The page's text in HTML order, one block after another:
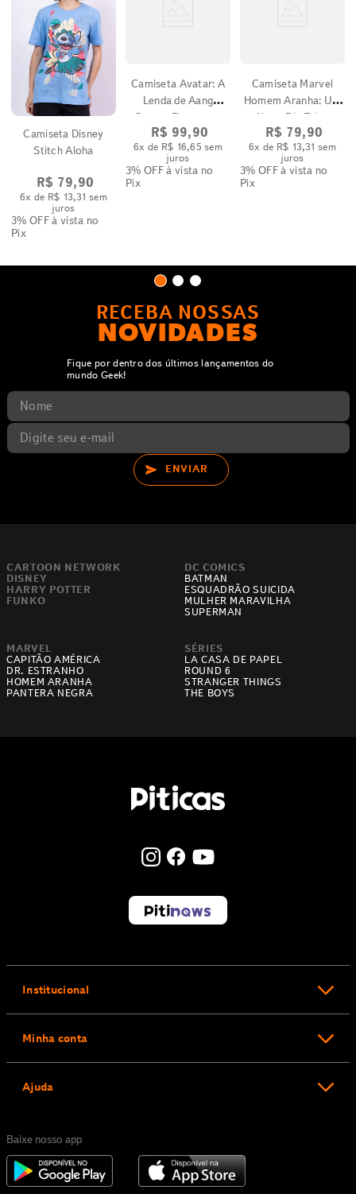
Camiseta Disney
Stitch Aloha
R$ 79,90
6x de R$ 13,31 sem
juros
3% OFFà vista no
Pix
Camiseta Avatar: A
Lenda de Aang
Quatro Elementos
R$ 99,90
6x de R$ 16,65 sem
juros
3% OFFà vista no
Pix
Camiseta Marvel
Homem Aranha: Um
Novo Dia Teias
R$ 79,90
6x de R$ 13,31 sem
juros
3% OFFà vista no
Pix
RECEBA NOSSAS
NOVIDADES
Fique por dentro dos últimos lançamentos do
mundo Geek!
ENVIAR
CARTOON NETWORK
DISNEY
HARRY POTTER
FUNKO
DC COMICS
BATMAN
ESQUADRÃO SUICIDA
MULHER MARAVILHA
SUPERMAN
MARVEL
CAPITÃO AMÉRICA
DR. ESTRANHO
HOMEM ARANHA
PANTERA NEGRA
SÉRIES
LA CASA DE PAPEL
ROUND 6
STRANGER THINGS
THE BOYS
Institucional
Minha conta
Ajuda
Baixe nosso app